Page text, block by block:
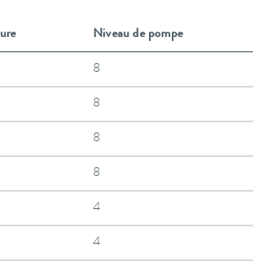
Niveau de pompe
8
8
8
8
4
4